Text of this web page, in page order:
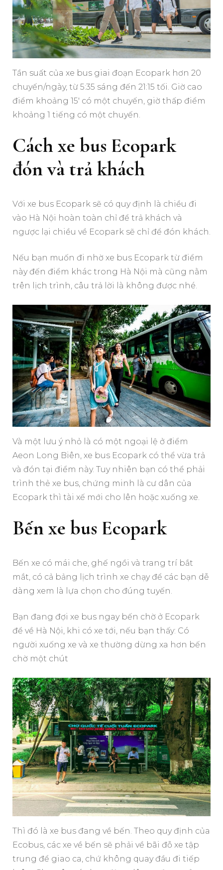
Tần suất của xe bus giai đoạn Ecopark hơn 20
chuyến/ngày, từ 5:35 sáng đến 21:15 tối. Giờ cao
điểm khoảng 15′ có một chuyến, giờ thấp điểm
khoảng 1 tiếng có một chuyến.
Cách xe bus Ecopark
đón và trả khách
Với xe bus Ecopark sẽ có quy định là chiều đi
vào Hà Nội hoàn toàn chỉ để trả khách và
ngược lại chiều về Ecopark sẽ chỉ để đón khách.
Nếu bạn muốn đi nhờ xe bus Ecopark từ điểm
này đến điểm khác trong Hà Nội mà cũng nằm
trên lịch trình, câu trả lời là không được nhé.
Và một lưu ý nhỏ là có một ngoại lệ ở điểm
Aeon Long Biên, xe bus Ecopark có thể vừa trả
và đón tại điểm này. Tuy nhiên bạn có thể phải
trình thẻ xe bus, chứng minh là cư dân của
Ecopark thì tài xế mới cho lên hoặc xuống xe.
Bến xe bus Ecopark
Bến xe có mái che, ghế ngồi và trang trí bắt
mắt, có cả bảng lịch trình xe chạy để các bạn dễ
dàng xem là lựa chọn cho đúng tuyến.
Bạn đang đợi xe bus ngay bến chờ ở Ecopark
để về Hà Nội, khi có xe tới, nếu bạn thấy: Có
người xuống xe và xe thường dừng xa hơn bến
chờ một chút
Thì đó là xe bus đang về bến. Theo quy định của
Ecobus, các xe về bến sẽ phải về bãi đỗ xe tập
trung để giao ca, chứ không quay đầu đi tiếp